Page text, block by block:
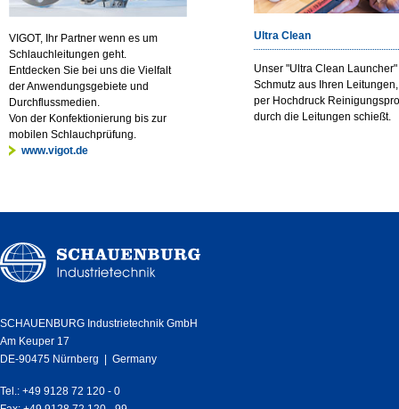
Ultra Clean
Unser "Ultra Clean
Schmutz aus Ihren
per Hochdruck
durch die Leitungen schießt.
VIGOT, Ihr Partner wenn es um
Schlauchleitungen geht.
Entdecken Sie bei uns die Vielfalt
der Anwendungsgebiete und
Durchflussmedien.
Von der Konfektionierung bis zur
mobilen Schlauchprüfung.
www.vigot.de
SCHAUENBURG Industrietechnik GmbH
Am Keuper 17
DE-90475 Nürnberg | Germany
Tel.: +49 9128 72 120 - 0